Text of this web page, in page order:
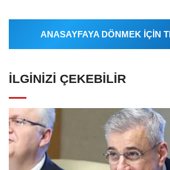
ANASAYFAYA DÖNMEK İÇİN
İLGINIZI ÇEKEBILIR